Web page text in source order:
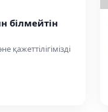
білмейтін
қажеттілігімізді